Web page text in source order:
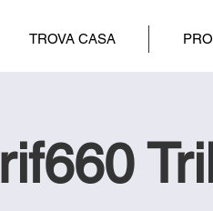
TROVA CASA
rif660